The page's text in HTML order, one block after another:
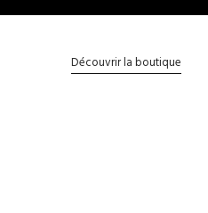
Découvrir la boutique